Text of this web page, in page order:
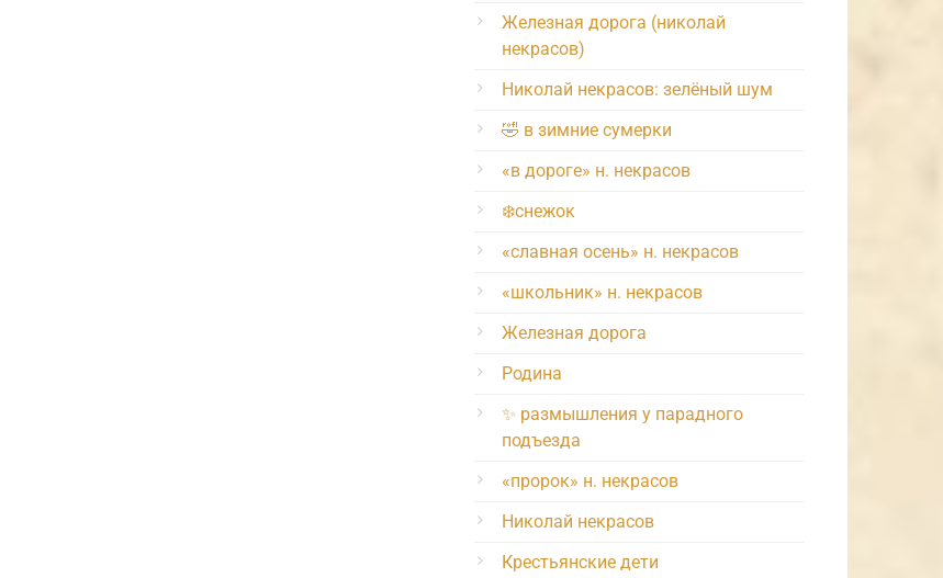
Железная дорога (николай
некрасов)
Николай некрасов: зелёный шум
🤣 в зимние сумерки
«в дороге» н. некрасов
❄️снежок
«славная осень» н. некрасов
«школьник» н. некрасов
Железная дорога
Родина
✨ размышления у парадного
подъезда
«пророк» н. некрасов
Николай некрасов
Крестьянские дети